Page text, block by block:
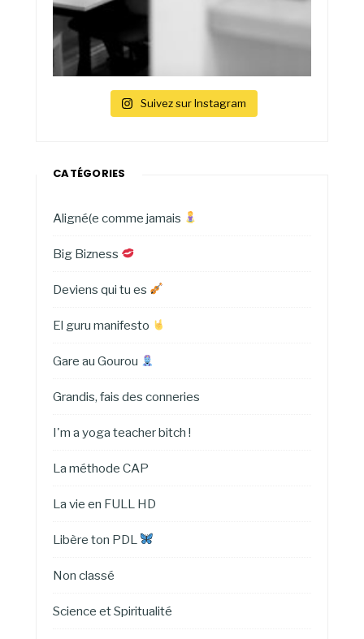
Suivez sur Instagram
CATÉGORIES
Aligné(e comme jamais
Big Bizness
Deviens qui tu es
El guru manifesto
Gare au Gourou
Grandis, fais des conneries
I'm a yoga teacher bitch !
La méthode CAP
La vie en FULL HD
Libère ton PDL
Non classé
Science et Spiritualité